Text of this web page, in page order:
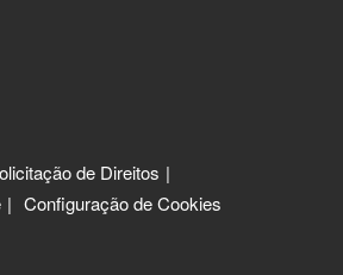
de Direitos
Configuração de Cookies